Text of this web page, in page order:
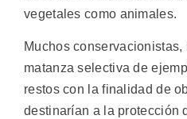
vegetales como animales.
Muchos
matanza selectiva de
restos con la finalidad de
destinarían a la protección